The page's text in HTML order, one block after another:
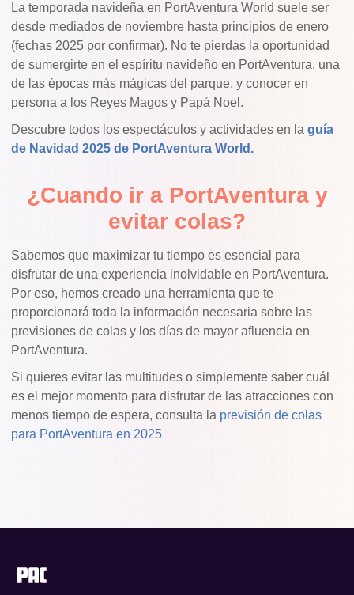
La temporada navideña en PortAventura World suele ser
desde mediados de noviembre hasta principios de enero
(fechas 2025 por confirmar). No te pierdas la oportunidad
de sumergirte en el espíritu navideño en PortAventura, una
de las épocas más mágicas del parque, y conocer en
persona a los Reyes Magos y Papá Noel.
Descubre todos los espectáculos y actividades en la guía
de Navidad 2025 de PortAventura World.
¿Cuando ir a PortAventura y
evitar colas?
Sabemos que maximizar tu tiempo es esencial para
disfrutar de una experiencia inolvidable en PortAventura.
Por eso, hemos creado una herramienta que te
proporcionará toda la información necesaria sobre las
previsiones de colas y los días de mayor afluencia en
PortAventura.
Si quieres evitar las multitudes o simplemente saber cuál
es el mejor momento para disfrutar de las atracciones con
menos tiempo de espera, consulta la previsión de colas
para PortAventura en 2025